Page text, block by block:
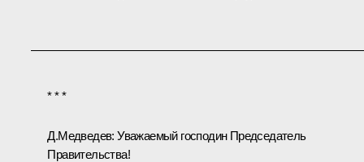
* * *
Д.Медведев: Уважаемый господин Председатель
Правительства!